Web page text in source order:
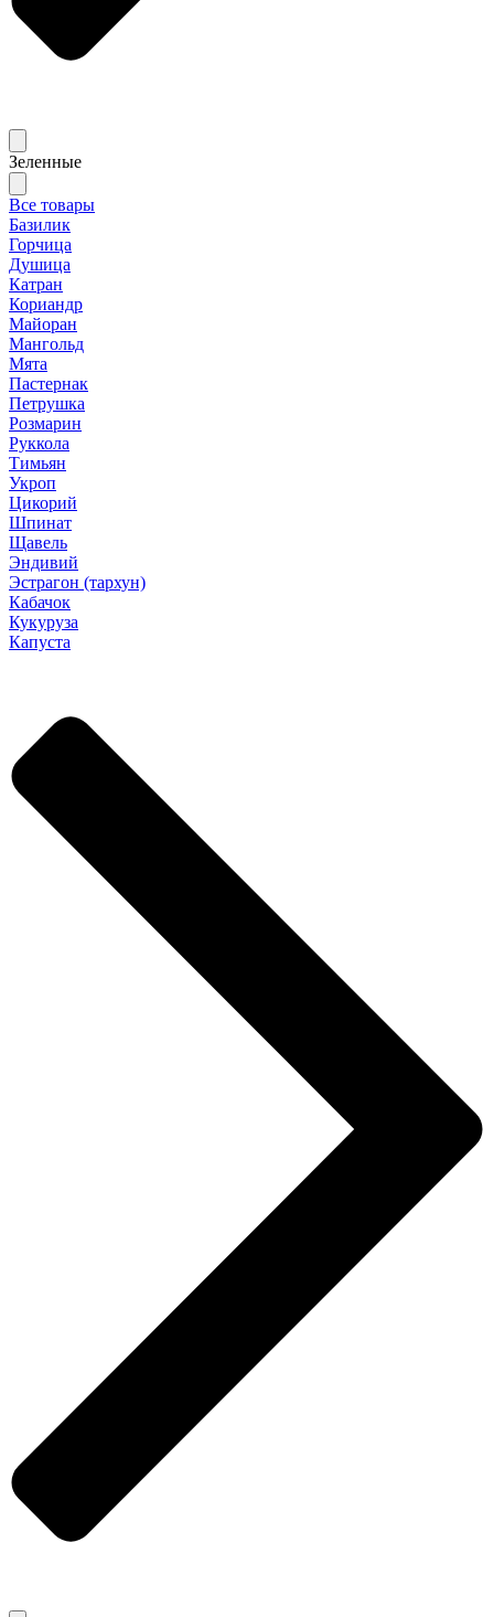
Зеленные
Все товары
Базилик
Горчица
Душица
Катран
Кориандр
Майоран
Мангольд
Мята
Пастернак
Петрушка
Розмарин
Руккола
Тимьян
Укроп
Цикорий
Шпинат
Щавель
Эндивий
Эстрагон (тархун)
Кабачок
Кукуруза
Капуста